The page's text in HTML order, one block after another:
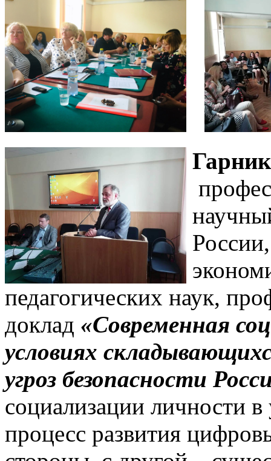
педагогических наук,
доклад «Современная
условиях
угроз безопасности
социализации личности в
процесс развития